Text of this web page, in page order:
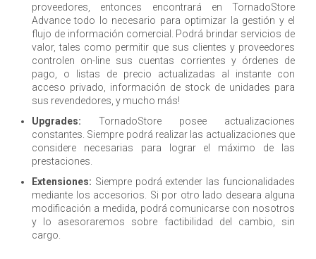
proveedores, entonces encontrará en TornadoStore
Advance todo lo necesario para optimizar la gestión y el
flujo de información comercial. Podrá brindar servicios de
valor, tales como permitir que sus clientes y proveedores
controlen on-line sus cuentas corrientes y órdenes de
pago, o listas de precio actualizadas al instante con
acceso privado, información de stock de unidades para
sus revendedores, y mucho más!
Upgrades: TornadoStore posee actualizaciones
constantes. Siempre podrá realizar las actualizaciones que
considere necesarias para lograr el máximo de las
prestaciones.
Extensiones: Siempre podrá extender las funcionalidades
mediante los accesorios. Si por otro lado deseara alguna
modificación a medida, podrá comunicarse con nosotros
y lo asesoraremos sobre factibilidad del cambio, sin
cargo.